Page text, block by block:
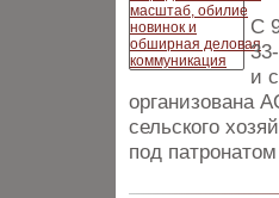
С
и
организована
сельского
под